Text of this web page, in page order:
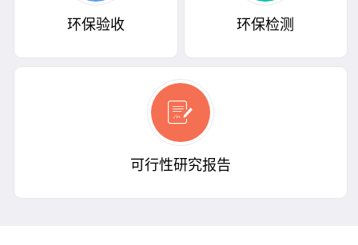
环保验收 环保检测
可行性研究报告